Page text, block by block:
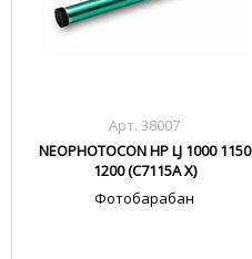
Арт. 38007
NEOPHOTOCON HP LJ 1000 1150
1200 (C7115A X)
Фотобарабан